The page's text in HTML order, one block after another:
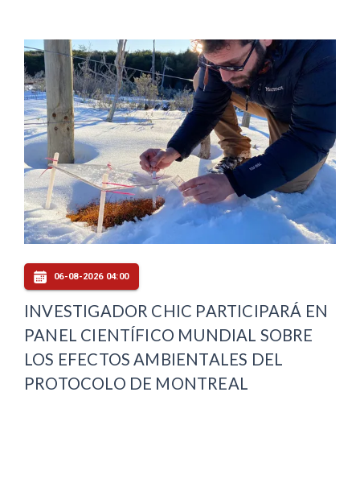
06-08-2026 04:00
INVESTIGADOR CHIC PARTICIPARÁ EN
PANEL CIENTÍFICO MUNDIAL SOBRE
LOS EFECTOS AMBIENTALES DEL
PROTOCOLO DE MONTREAL